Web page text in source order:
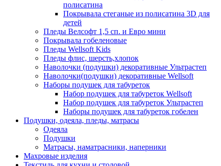
полисатина
Покрывала стеганые из полисатина 3D для
детей
Пледы Велсофт 1,5 сп. и Евро мини
Покрывала гобеленовые
Пледы Wellsoft Kids
Пледы флис, шерсть,хлопок
Наволочки (подушки) декоративные Ультрастеп
Наволочки(подушки) декоративные Wellsoft
Наборы подушек для табуреток
Набор подушек для табуреток Wellsoft
Набор подушек для табуреток Ультрастеп
Наборы подушек для табуреток гобелен
Подушки, одеяла, пледы, матрасы
Одеяла
Подушки
Матрасы, наматрасники, наперники
Махровые изделия